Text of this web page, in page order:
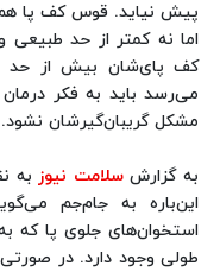
پیش نیاید. قوس کف پا هم
اما نه کمتر از حد
کف‌ پای‌شان بیش از حد
می‌رسد باید به فکر
مشکل گریبان‌گیرشان نشود.
به گزارشسلامت نیوز به
این‌باره به جام‌جم
استخوان‌های جلوی پا
طولی وجود دارد. در